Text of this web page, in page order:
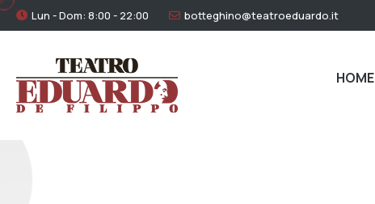
Lun - Dom: 8:00 - 22:00 botteghino@teatroeduardo.it
HOME